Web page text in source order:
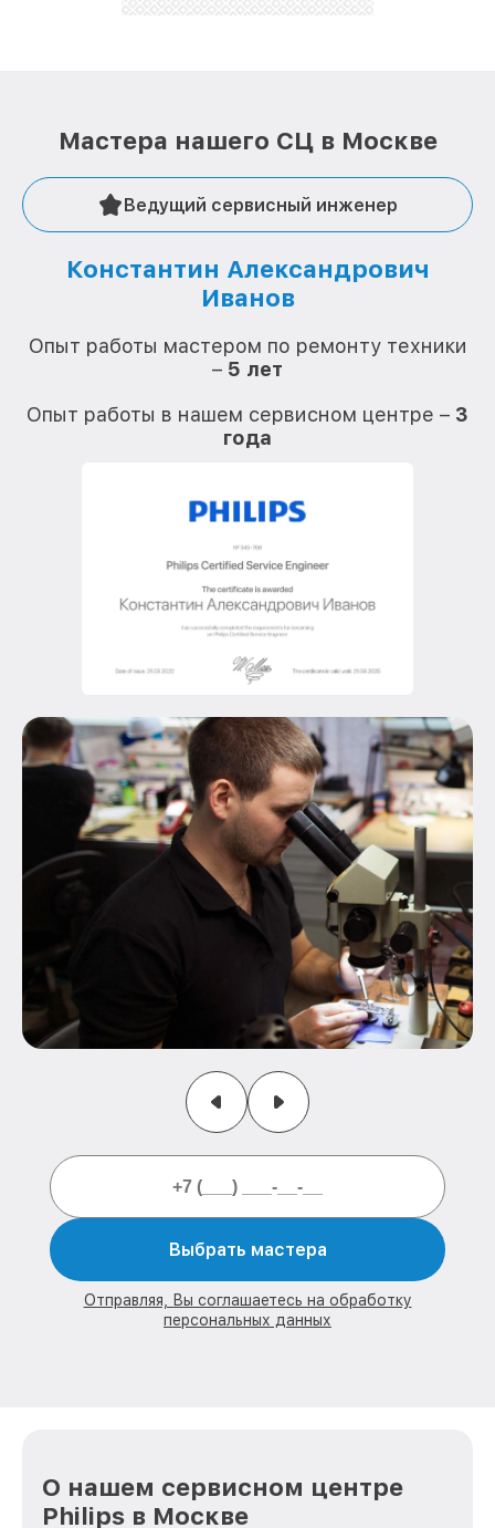
Мастера нашего СЦ в Москве
Ведущий сервисный инженер
Константин Александрович
Иванов
Опыт работы мастером по ремонту техники
– 5 лет
Опыт работы в нашем сервисном центре – 3
года
Выбрать мастера
Отправляя, Вы соглашаетесь на обработку
персональных данных
О нашем сервисном центре
Philips в Москве